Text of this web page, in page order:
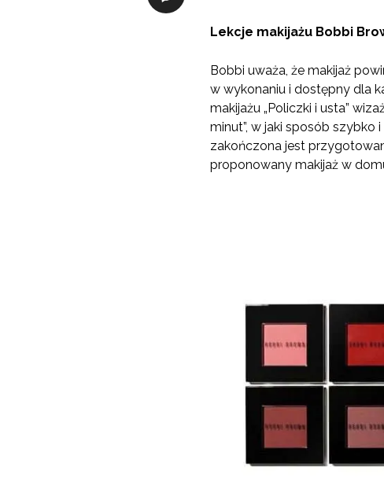
Lekcje makijażu Bobbi
Bobbi uważa, że makijaż
w wykonaniu i dostępny dla
makijażu „Policzki i usta”
minut”, w jaki sposób
zakończona jest
proponowany makijaż w